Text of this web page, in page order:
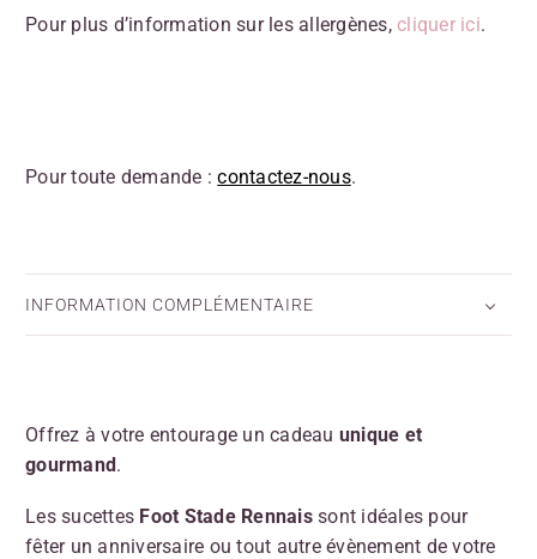
Pour plus d’information sur les allergènes, cliquer ici.
Pour toute demande :contactez-nous.
INFORMATION COMPLÉMENTAIRE
Offrez à votre entourage un cadeau unique et
gourmand.
Les sucettes Foot Stade Rennaissont idéales pour
fêter un anniversaire ou tout autre évènement de votre